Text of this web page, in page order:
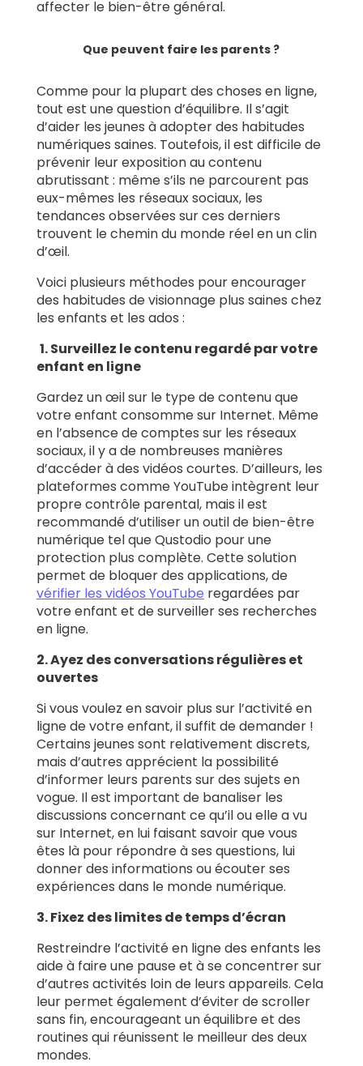
affecter le bien-être général.
Que peuvent faire les parents ?
Comme pour la plupart des choses en ligne,
tout est une question d’équilibre. Il s’agit
d’aider les jeunes à adopter des habitudes
numériques saines. Toutefois, il est difficile de
prévenir leur exposition au contenu
abrutissant : même s’ils ne parcourent pas
eux-mêmes les réseaux sociaux, les
tendances observées sur ces derniers
trouvent le chemin du monde réel en un clin
d’œil.
Voici plusieurs méthodes pour encourager
des habitudes de visionnage plus saines chez
les enfants et les ados :
1. Surveillez le contenu regardé par votre
enfant en ligne
Gardez un œil sur le type de contenu que
votre enfant consomme sur Internet. Même
en l’absence de comptes sur les réseaux
sociaux, il y a de nombreuses manières
d’accéder à des vidéos courtes. D’ailleurs, les
plateformes comme YouTube intègrent leur
propre contrôle parental, mais il est
recommandé d’utiliser un outil de bien-être
numérique tel que Qustodio pour une
protection plus complète. Cette solution
permet de bloquer des applications, de
vérifier les vidéos YouTube regardées par
votre enfant et de surveiller ses recherches
en ligne.
2. Ayez des conversations régulières et
ouvertes
Si vous voulez en savoir plus sur l’activité en
ligne de votre enfant, il suffit de demander !
Certains jeunes sont relativement discrets,
mais d’autres apprécient la possibilité
d’informer leurs parents sur des sujets en
vogue. Il est important de banaliser les
discussions concernant ce qu’il ou elle a vu
sur Internet, en lui faisant savoir que vous
êtes là pour répondre à ses questions, lui
donner des informations ou écouter ses
expériences dans le monde numérique.
3. Fixez des limites de temps d’écran
Restreindre l’activité en ligne des enfants les
aide à faire une pause et à se concentrer sur
d’autres activités loin de leurs appareils. Cela
leur permet également d’éviter de scroller
sans fin, encourageant un équilibre et des
routines qui réunissent le meilleur des deux
mondes.